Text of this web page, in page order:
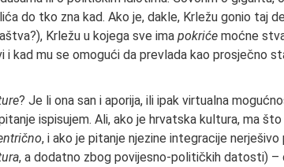
do tko zna kad. Ako je, dakle, Krležu gonio taj
Krležu u kojega sve ima pokriće moćne
i kad mu se omo­gući da prevlada kao prosječno
? Je li ona san i aporija, ili ipak virtualna
ispisujem. Ali, ako je hrvatska kultura, ma
, i ako je pitanje njezine integracije
, a dodatno zbog povijesno-političkih datosti) –